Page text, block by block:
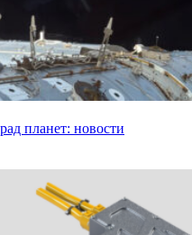
планет: новости